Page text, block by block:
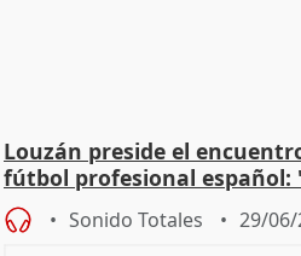
Louzán preside el
fútbol profesional español:
Sonido Totales 29/06/